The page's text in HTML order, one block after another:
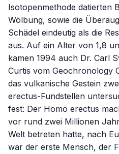
Isotopenmethode datierten
Wölbung, sowie die
Schädel eindeutig als die
aus. Auf ein Alter von 1,8
kamen 1994 auch Dr. Carl
Curtis vom Geochronology
das vulkanische Gestein
erectus-Fundstellen
fest: Der Homo erectus
vor rund zwei Millionen
Welt betreten hatte, nach
war der erste Mensch, der